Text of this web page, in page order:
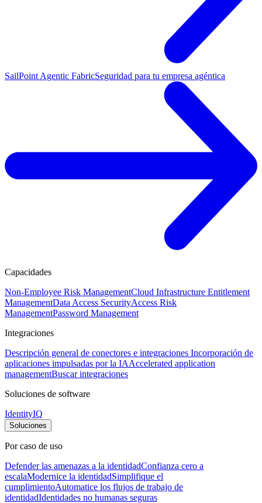
SailPoint Agentic FabricSeguridad para tu empresa agéntica
Capacidades
Non-Employee Risk ManagementCloud Infrastructure Entitlement
ManagementData Access SecurityAccess Risk
ManagementPassword Management
Integraciones
Descripción general de conectores e integraciones Incorporación de
aplicaciones impulsadas por la IAAccelerated application
managementBuscar integraciones
Soluciones de software
IdentityIQ
Soluciones
Por caso de uso
Defender las amenazas a la identidadConfianza cero a
escalaModernice la identidadSimplifique el
cumplimientoAutomatice los flujos de trabajo de
identidadIdentidades no humanas seguras